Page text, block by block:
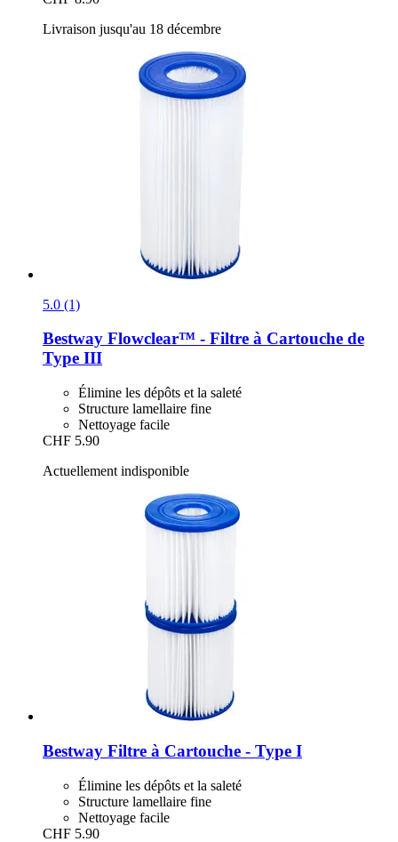
Livraison jusqu'au 18 décembre
5.0 (1)
Bestway Flowclear™ -​ Filtre à Cartouche de
Type III
Élimine les dépôts et la saleté
Structure lamellaire fine
Nettoyage facile
CHF 5.90
Actuellement indisponible
Bestway Filtre à Cartouche -​ Type I
Élimine les dépôts et la saleté
Structure lamellaire fine
Nettoyage facile
CHF 5.90